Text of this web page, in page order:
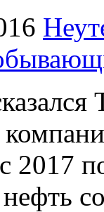
2017